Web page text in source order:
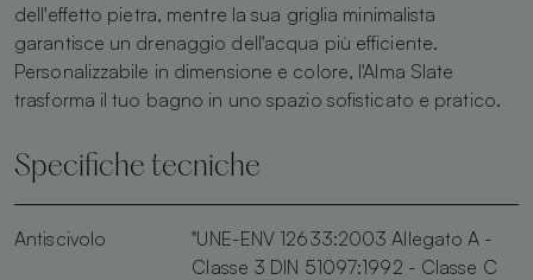
dell'effetto pietra, mentre la sua griglia minimalista
garantisce un drenaggio dell'acqua più efficiente.
Personalizzabile in dimensione e colore, l'Alma Slate
trasforma il tuo bagno in uno spazio sofisticato e pratico.
Specifiche tecniche
Antiscivolo
"UNE-ENV 12633:2003 Allegato A -
Classe 3 DIN 51097:1992 - Classe C